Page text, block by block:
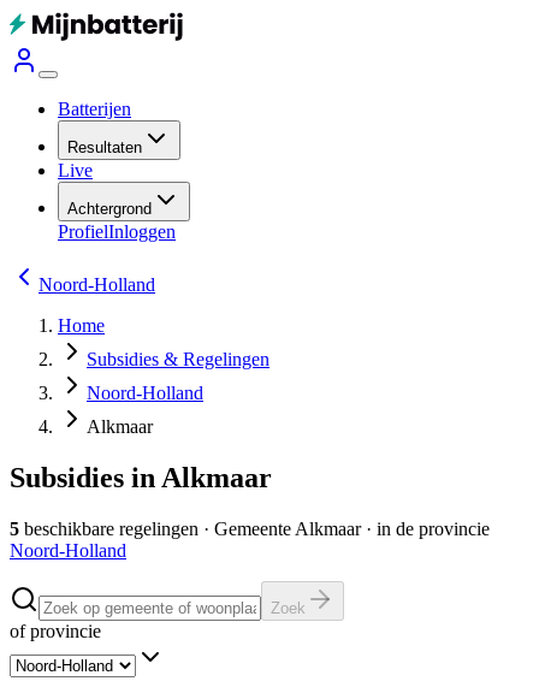
Batterijen
Resultaten
Live
Achtergrond
ProfielInloggen
Noord-Holland
Home
Subsidies & Regelingen
Noord-Holland
Alkmaar
Subsidies in Alkmaar
5 beschikbare regelingen · Gemeente Alkmaar· in de provincie
Noord-Holland
Zoek
of provincie